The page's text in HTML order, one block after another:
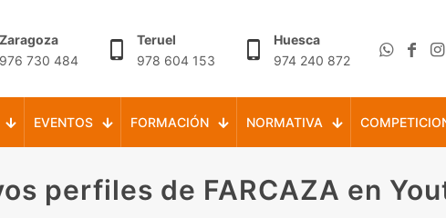
Zaragoza
976 730 484
Teruel
978 604 153
Huesca
974 240 872
EVENTOS FORMACIÓN NORMATIVA
perfiles de FARCAZA en